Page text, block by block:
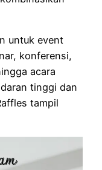
untuk event
konferensi,
acara
tinggi dan
tampil